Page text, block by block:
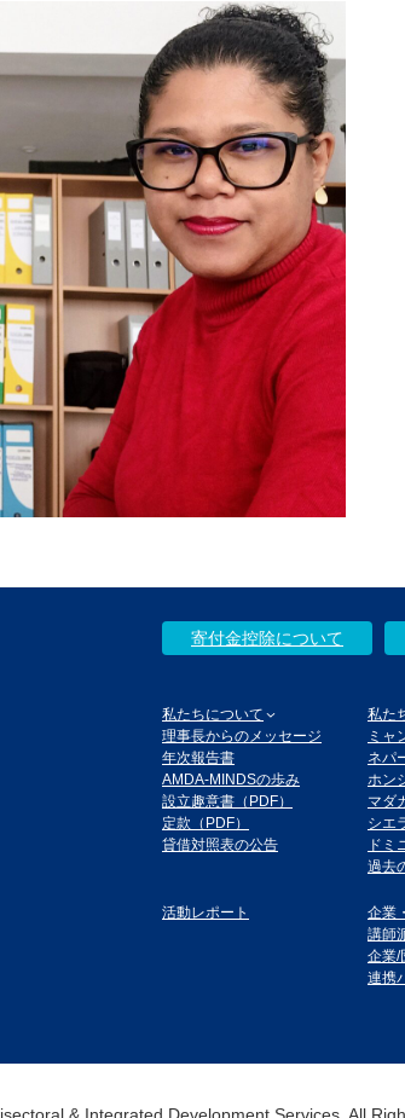
寄付金控除について
私たちについて
理事長からのメッセージ
年次報告書
AMDA-MINDSの歩み
設立趣意書（PDF）
定款（PDF）
貸借対照表の公告
私た
ミャ
ネパ
ホン
マダ
シエ
ドミ
過去
活動レポート
企業
講師
企業/
連携